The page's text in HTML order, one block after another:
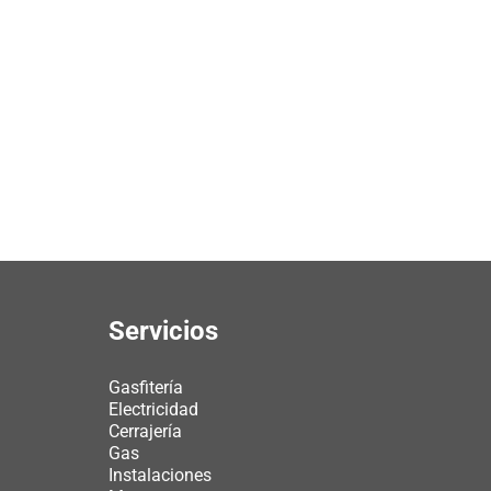
Servicios
Gasfitería
Electricidad
Cerrajería
Gas
Instalaciones